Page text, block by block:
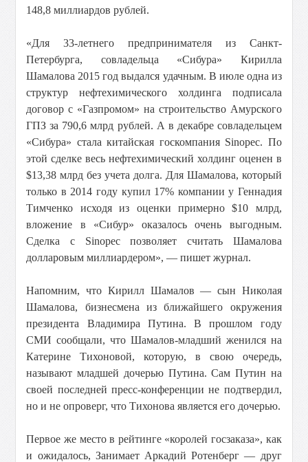
148,8 миллиардов рублей.
«Для 33-летнего предпринимателя из Санкт-
Петербурга, совладельца «Сибура» Кирилла
Шамалова 2015 год выдался удачным. В июле одна из
структур нефтехимического холдинга подписала
договор с «Газпромом» на строительство Амурского
ГПЗ за 790,6 млрд рублей. А в декабре совладельцем
«Сибура» стала китайская госкомпания Sinopec. По
этой сделке весь нефтехимический холдинг оценен в
$13,38 млрд без учета долга. Для Шамалова, который
только в 2014 году купил 17% компании у Геннадия
Тимченко исходя из оценки примерно $10 млрд,
вложение в «Сибур» оказалось очень выгодным.
Сделка с Sinopec позволяет считать Шамалова
долларовым миллиардером», — пишет журнал.
Напомним, что Кирилл Шамалов — сын Николая
Шамалова, бизнесмена из ближайшего окружения
президента Владимира Путина. В прошлом году
СМИ сообщали, что Шамалов-младший женился на
Катерине Тихоновой, которую, в свою очередь,
называют младшей дочерью Путина. Сам Путин на
своей последней пресс-конференции не подтвердил,
но и не опроверг, что Тихонова является его дочерью.
Первое же место в рейтинге «королей госзаказа», как
и ожидалось, Занимает Аркадий Ротенберг — друг